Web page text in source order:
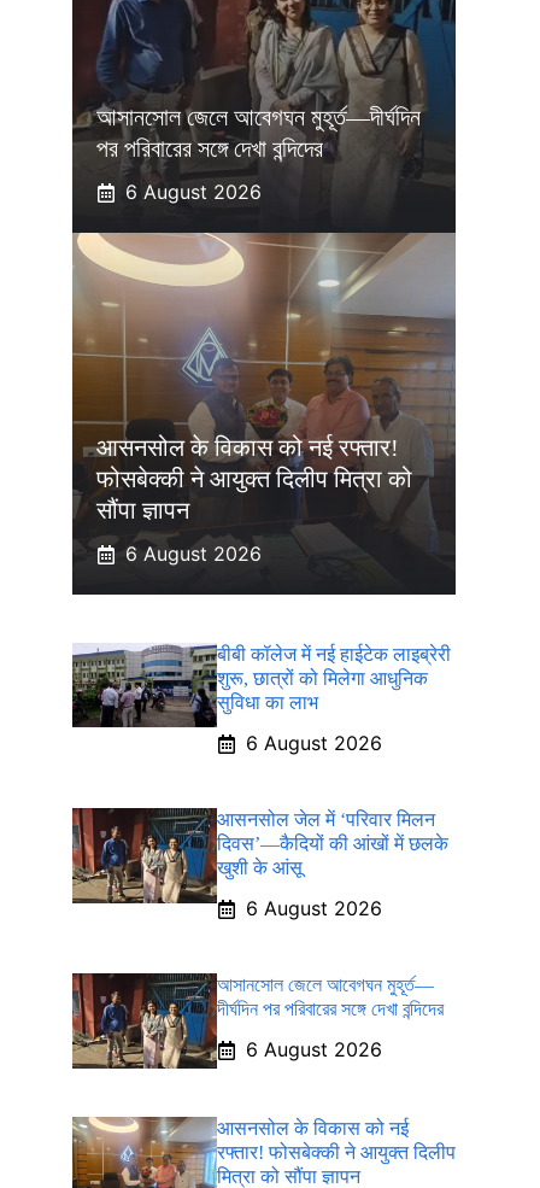
আসানসোল জেলে আবেগঘন মুহূর্ত—দীর্ঘদিন
পর পরিবারের সঙ্গে দেখা বন্দিদের
6 August 2026
आसनसोल के विकास को नई रफ्तार!
फोसबेक्की ने आयुक्त दिलीप मित्रा को
सौंपा ज्ञापन
6 August 2026
बीबी कॉलेज में नई हाईटेक लाइब्रेरी
शुरू, छात्रों को मिलेगा आधुनिक
सुविधा का लाभ
6 August 2026
आसनसोल जेल में ‘परिवार मिलन
दिवस’—कैदियों की आंखों में छलके
खुशी के आंसू
6 August 2026
আসানসোল জেলে আবেগঘন মুহূর্ত—
দীর্ঘদিন পর পরিবারের সঙ্গে দেখা বন্দিদের
6 August 2026
आसनसोल के विकास को नई
रफ्तार! फोसबेक्की ने आयुक्त दिलीप
मित्रा को सौंपा ज्ञापन